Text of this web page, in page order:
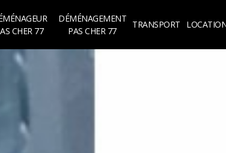
CHER 77
DÉMÉNAGEMENT
PAS CHER 77
TRANSPORT